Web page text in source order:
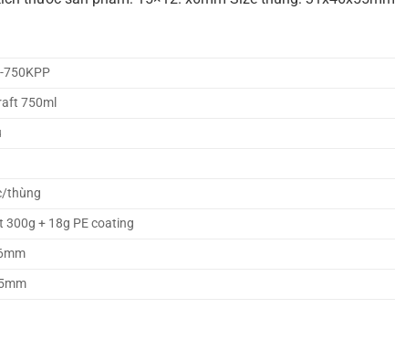
750KPP
750ml
thùng
300g + 18g PE coating